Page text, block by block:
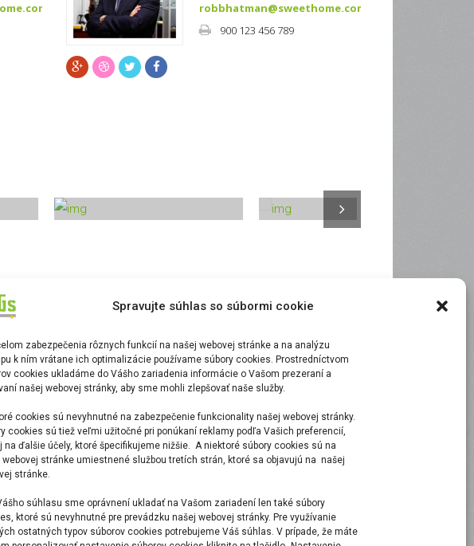
Spravujte súhlas so súbormi cookie
zabezpečenia rôznych funkcií na našej webovej stránke a na analýzu
k ním vrátane ich optimalizácie používame súbory cookies. Prostredníctvom
cookies ukladáme do Vášho zariadenia informácie o Vašom prezeraní a
našej webovej stránky, aby sme mohli zlepšovať naše služby.
cookies sú nevyhnutné na zabezpečenie funkcionality našej webovej stránky.
cookies sú tiež veľmi užitočné pri ponúkaní reklamy podľa Vašich preferencií,
na ďalšie účely, ktoré špecifikujeme nižšie. A niektoré súbory cookies sú na
webovej stránke umiestnené službou tretích strán, ktoré sa objavujú na našej
stránke.
súhlasu sme oprávnení ukladať na Vašom zariadení len také súbory
ktoré sú nevyhnutné pre prevádzku našej webovej stránky. Pre využívanie
ostatných typov súborov cookies potrebujeme Váš súhlas. V prípade, že máte
robbhatman@sweethome.com
900 123 456 789
1723
Happy Clients
75685
Projects Done